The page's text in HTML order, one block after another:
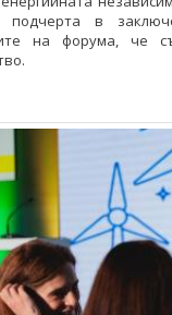
подчерта в
на форума, че